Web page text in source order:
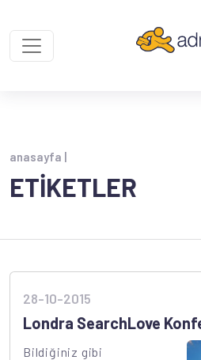
anasayfa |
ETİKETLER
28-10-2015
Londra SearchLove
Bildiğiniz gibi